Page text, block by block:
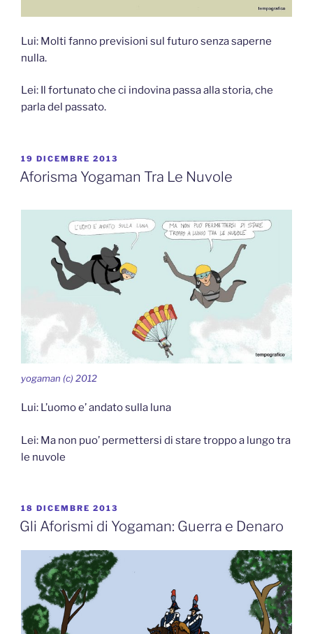
Lui: Molti fanno previsioni sul futuro senza saperne
nulla.
Lei: Il fortunato che ci indovina passa alla storia, che
parla del passato.
PUBBLICATO
IL
19 DICEMBRE 2013
Aforisma Yogaman Tra Le Nuvole
yogaman (c) 2012
Lui: L’uomo e’ andato sulla luna
Lei: Ma non puo’ permettersi di stare troppo a lungo tra
le nuvole
PUBBLICATO
IL
18 DICEMBRE 2013
Gli Aforismi di Yogaman: Guerra e Denaro